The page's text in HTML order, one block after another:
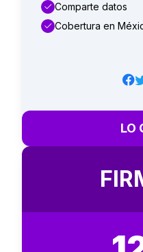
Comparte datos
Cobertura en
LO